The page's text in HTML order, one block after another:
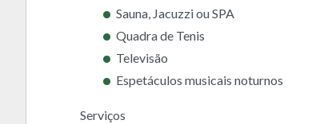
Sauna, Jacuzzi ou SPA
Quadra de Tenis
Televisão
Espetáculos musicais noturnos
Serviços